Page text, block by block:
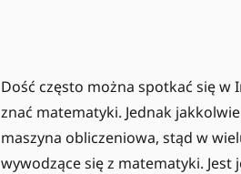
Dość często można spotkać się
znać matematyki. Jednak
maszyna obliczeniowa, stąd w
wywodzące się z matematyki.